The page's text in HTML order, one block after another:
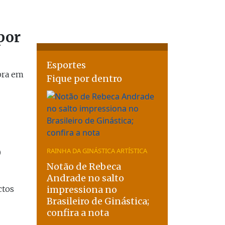
em
Esportes
Fique por dentro
RAINHA DA GINÁSTICA ARTÍSTICA
Notão de Rebeca
Andrade no salto
impressiona no
Brasileiro de Ginástica;
confira a nota